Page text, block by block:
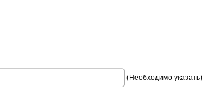
(Необходимо указать)